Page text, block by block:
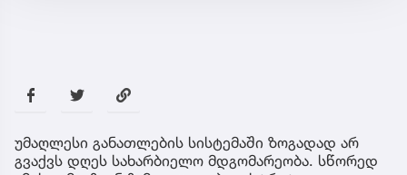
უმაღლესი განათლების სისტემაში ზოგადად არ
გვაქვს დღეს სახარბიელო მდგომარეობა. სწორედ